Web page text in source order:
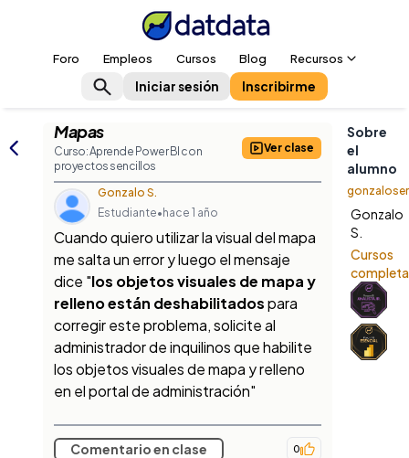
Foro Empleos Cursos Blog Recursos
Iniciar sesión Inscribirme
Mapas
Curso: Aprende Power BI con
proyectos sencillos
Ver clase
Gonzalo S.
Estudiante• hace 1 año
Cuando quiero utilizar la visual del mapa
me salta un error y luego el mensaje
dice "los objetos visuales de mapa y
relleno están deshabilitadospara
corregir este problema, solicite al
administrador de inquilinos que habilite
los objetos visuales de mapa y relleno
en el portal de administración"
Comentario en clase 0
Sobre
el
alumno
Gonzalo
S.
Cursos